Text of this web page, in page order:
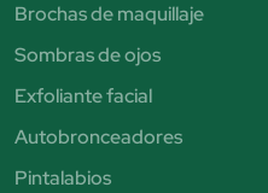
Brochas de maquillaje
Sombras de ojos
Exfoliante facial
Autobronceadores
Pintalabios